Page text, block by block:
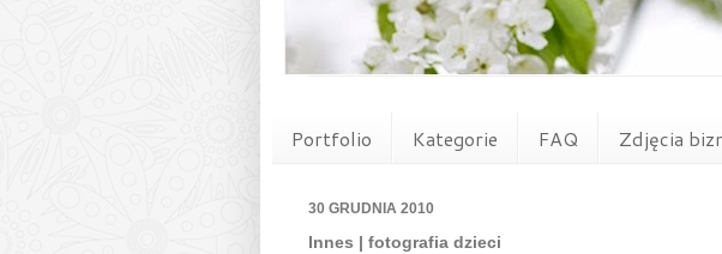
Portfolio Kategorie FAQ Zdjęcia
30 GRUDNIA 2010
Innes | fotografia dzieci